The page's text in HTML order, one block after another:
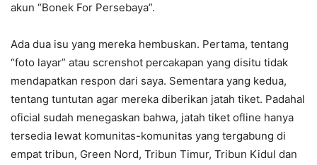
akun “Bonek For Persebaya”.
Ada dua isu yang mereka hembuskan. Pertama, tentang
“foto layar” atau screnshot percakapan yang disitu tidak
mendapatkan respon dari saya. Sementara yang kedua,
tentang tuntutan agar mereka diberikan jatah tiket. Padahal
oficial sudah menegaskan bahwa, jatah tiket ofline hanya
tersedia lewat komunitas-komunitas yang tergabung di
empat tribun, Green Nord, Tribun Timur, Tribun Kidul dan